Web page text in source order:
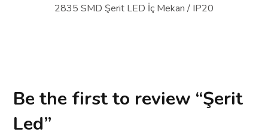
2835 SMD Şerit LED İç Mekan / IP20
Be the first to review “Şerit
Led”